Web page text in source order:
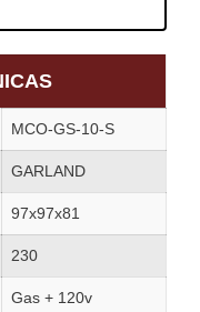
MCO-GS-10-S
GARLAND
97x97x81
230
Gas + 120v